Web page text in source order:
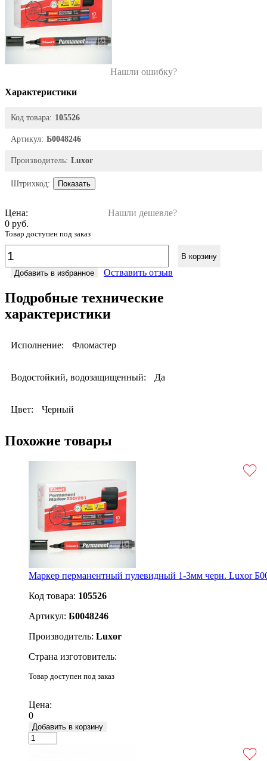
Нашли ошибку?
Характеристики
Код товара: 105526
Артикул: Б0048246
Производитель: Luxor
Штрихкод: Показать
Цена:
Нашли дешевле?
0 руб.
Товар доступен под заказ
В корзину
Добавить в избранное
Оствавить отзыв
Подробные технические
характеристики
Исполнение: Фломастер
Водостойкий, водозащищенный: Да
Цвет: Черный
Похожие товары
Маркер перманентный пулевидный 1-3мм черн. Luxor
Код товара: 105526
Артикул: Б0048246
Производитель: Luxor
Страна изготовитель:
Товар доступен под заказ
Цена:
0
Добавить в корзину